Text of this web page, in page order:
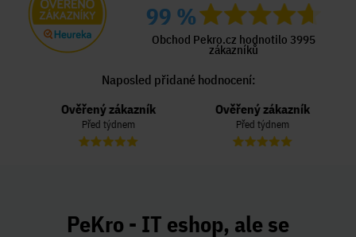
99 %
Obchod Pekro.cz hodnotilo 3995
zákazníků
Naposled přidané hodnocení:
Ověřený zákazník
Před týdnem
Ověřený zákazník
Před týdnem
PeKro - IT eshop, ale se